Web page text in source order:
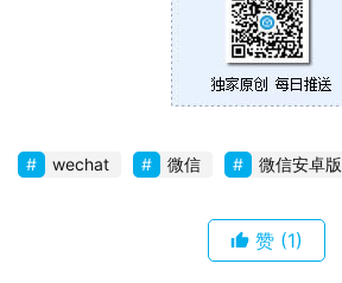
wechat 微信 微信安卓版
赞 (1)